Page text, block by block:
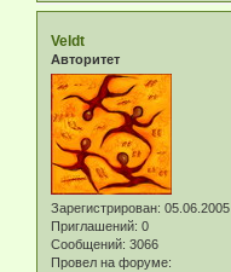
Veldt
Авторитет
Зарегистрирован: 05.06.2005
Приглашений: 0
Сообщений: 3066
Провел на форуме: